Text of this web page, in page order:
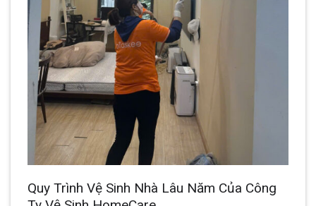
Quy Trình Vệ Sinh Nhà Lâu Năm Của Công